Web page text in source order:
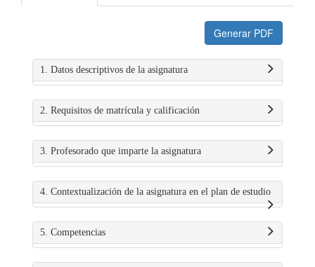
Generar PDF
1. Datos descriptivos de la asignatura
2. Requisitos de matrícula y calificación
3. Profesorado que imparte la asignatura
4. Contextualización de la asignatura en el plan de estudio
5. Competencias